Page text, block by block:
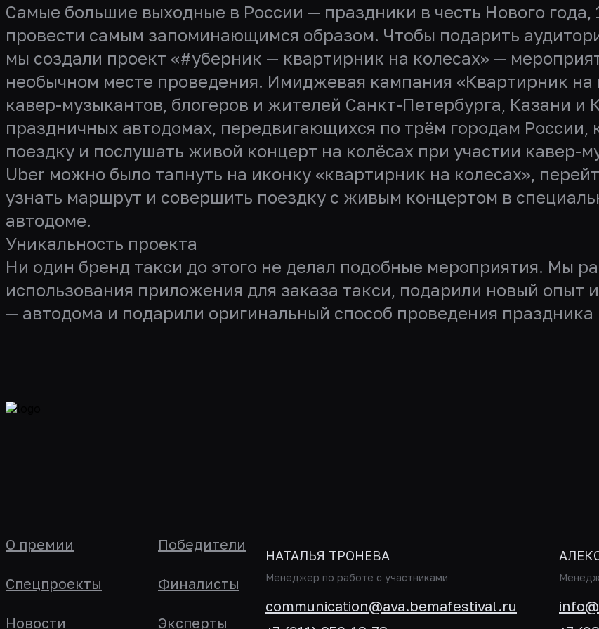
Самые большие выходные в России — праздники в честь Нового года,
провести самым запоминающимся образом. Чтобы подарить
мы создали проект «#уберник — квартирник на колесах» —
необычном месте проведения. Имиджевая кампания «Квартирник на
кавер-музыкантов, блогеров и жителей Санкт-Петербурга, Казани
праздничных автодомах, передвигающихся по трём городам
поездку и послушать живой концерт на колёсах при участии кавер-
Uber можно было тапнуть на иконку «квартирник на колесах»,
узнать маршрут и совершить поездку с живым концертом в
автодоме.
Уникальность проекта
Ни один бренд такси до этого не делал подобные мероприятия. Мы
использования приложения для заказа такси, подарили новый опыт
— автодома и подарили оригинальный способ проведения праздника
О премии
Спецпроекты
Новости
Победители
Финалисты
Эксперты
НАТАЛЬЯ ТРОНЕВА
Менеджер по работе с участниками
communication@ava.bemafestival.ru